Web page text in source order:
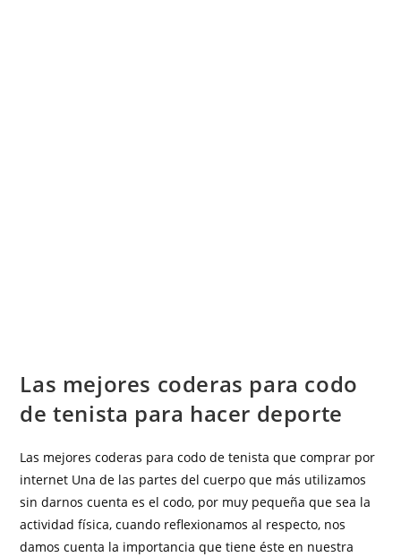
Las mejores coderas para codo
de tenista para hacer deporte
Las mejores coderas para codo de tenista que comprar por
internet Una de las partes del cuerpo que más utilizamos
sin darnos cuenta es el codo, por muy pequeña que sea la
actividad física, cuando reflexionamos al respecto, nos
damos cuenta la importancia que tiene éste en nuestra